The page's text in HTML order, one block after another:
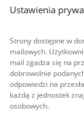
Ustawienia
Strony dostępne w
mailowych.
mail zgadza się na
dobrowolnie
odpowiedzi na
każdą z jednostek
osobowych.